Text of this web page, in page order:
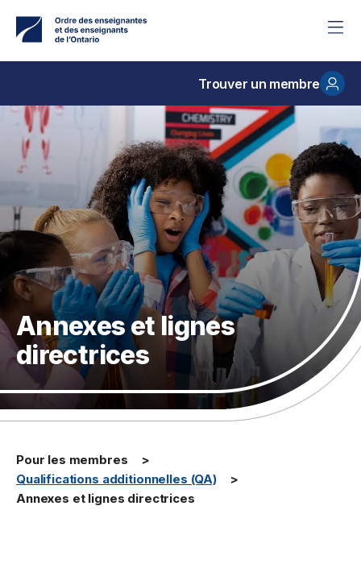
contenu
Trouver un membre
Annexes et lignes
directrices
Pour les membres
Qualifications additionnelles (QA)
Annexes et lignes directrices